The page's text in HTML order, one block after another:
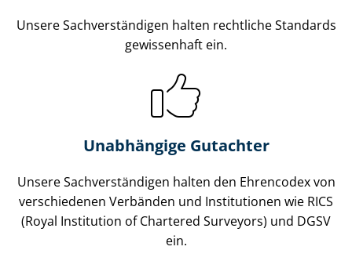
Unsere Sach­ver­stän­di­gen halten rechtliche Standards
gewissenhaft ein.
Unabhängige Gutachter
Unsere Sach­ver­stän­di­gen halten den Ehrencodex von
verschiedenen Verbänden und Institutionen wie RICS
(Royal Institution of Chartered Surveyors) und DGSV
ein.